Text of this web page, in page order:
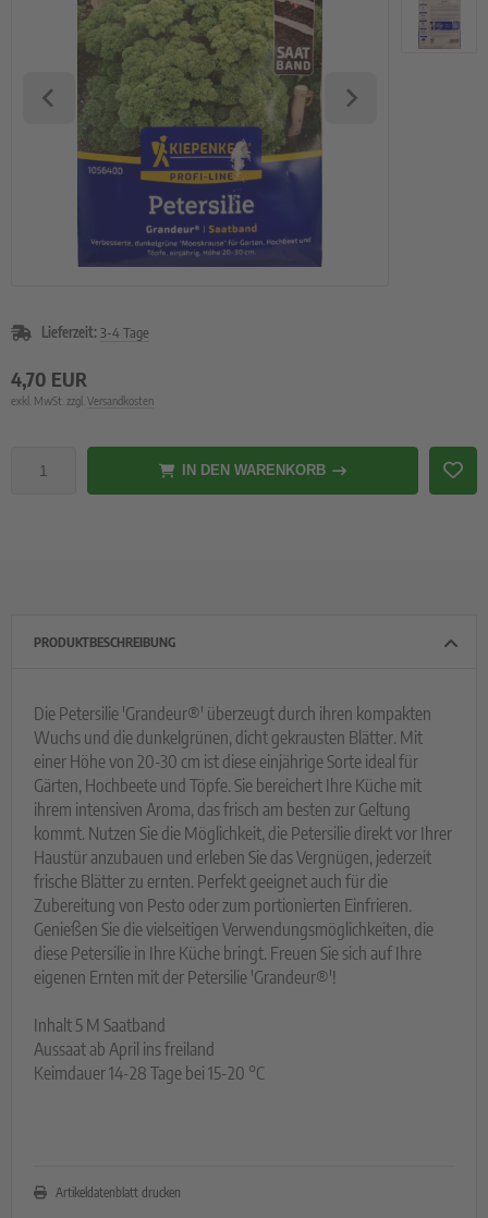
Lieferzeit: 3-4 Tage
4,70 EUR
exkl. MwSt. zzgl. Versandkosten
IN DEN WARENKORB
PRODUKTBESCHREIBUNG
Die Petersilie 'Grandeur®' überzeugt durch ihren kompakten
Wuchs und die dunkelgrünen, dicht gekrausten Blätter. Mit
einer Höhe von 20-30 cm ist diese einjährige Sorte ideal für
Gärten, Hochbeete und Töpfe. Sie bereichert Ihre Küche mit
ihrem intensiven Aroma, das frisch am besten zur Geltung
kommt. Nutzen Sie die Möglichkeit, die Petersilie direkt vor Ihrer
Haustür anzubauen und erleben Sie das Vergnügen, jederzeit
frische Blätter zu ernten. Perfekt geeignet auch für die
Zubereitung von Pesto oder zum portionierten Einfrieren.
Genießen Sie die vielseitigen Verwendungsmöglichkeiten, die
diese Petersilie in Ihre Küche bringt. Freuen Sie sich auf Ihre
eigenen Ernten mit der Petersilie 'Grandeur®'!
Inhalt 5 M Saatband
Aussaat ab April ins freiland
Keimdauer 14-28 Tage bei 15-20 °C
Artikeldatenblatt drucken